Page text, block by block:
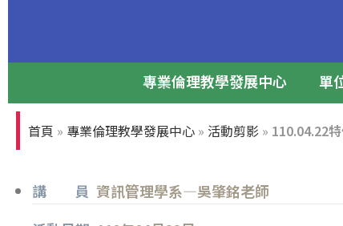
專業倫理論壇
專業倫理教學發展中心 單
首頁 » 專業倫理教學發展中心 » 活動剪影 » 110.04.22
講 員 資訊管理學系—吳肇銘老師